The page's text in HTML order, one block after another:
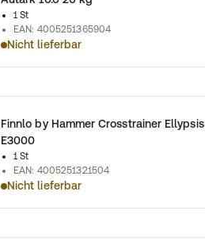
1 St
EAN: 4005251365904
Nicht lieferbar
Finnlo by Hammer Crosstrainer Ellypsis
E3000
1 St
EAN: 4005251321504
Nicht lieferbar